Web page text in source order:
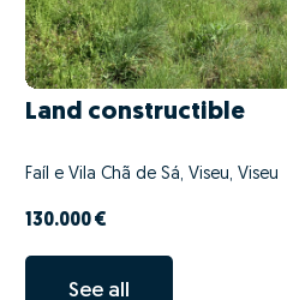
Land constructible
Faíl e Vila Chã de Sá, Viseu, Viseu
130.000 €
See all